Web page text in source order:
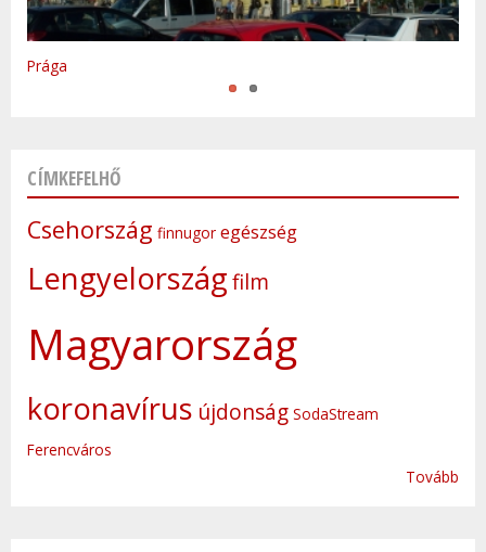
Prága
Varsó
CÍMKEFELHŐ
Csehország finnugor egészség
Lengyelországfilm
Magyarország
koronavírus újdonság SodaStream
Ferencváros
Tovább